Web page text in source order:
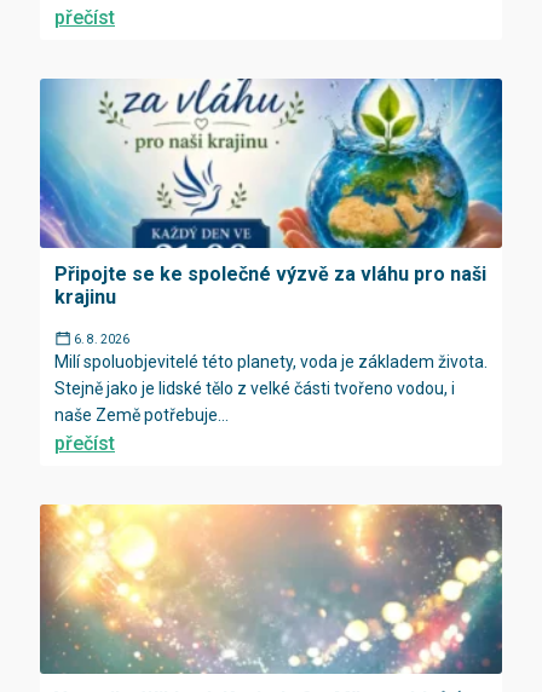
přečíst
Připojte se ke společné výzvě za vláhu pro naši
krajinu
6. 8. 2026
Milí spoluobjevitelé této planety, voda je základem života.
Stejně jako je lidské tělo z velké části tvořeno vodou, i
naše Země potřebuje...
přečíst